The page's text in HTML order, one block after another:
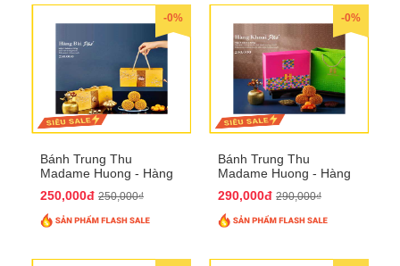
-0%
Bánh Trung Thu
Madame Huong - Hàng
250,000đ 250,000₫
-0%
Bánh Trung Thu
Madame Huong - Hàng
290,000đ 290,000₫